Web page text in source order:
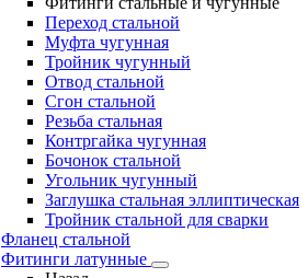
Переход стальной
Муфта чугунная
Тройник чугунный
Отвод стальной
Сгон стальной
Резьба стальная
Контргайка чугунная
Бочонок стальной
Угольник чугунный
Заглушка стальная эллиптическая
Тройник стальной для сварки
Фланец стальной
Фитинги латунные